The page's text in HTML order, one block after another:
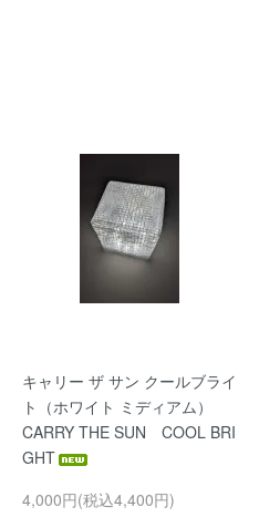
キャリー ザ サン クールブライ
ト（ホワイト ミディアム）
CARRY THE SUN COOL BRI
GHT
4,000円(税込4,400円)